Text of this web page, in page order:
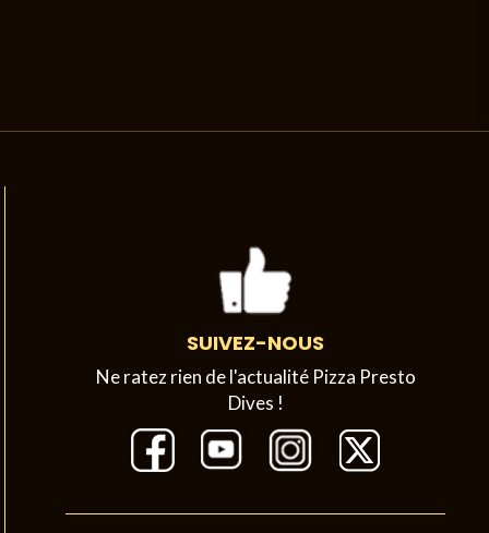
SUIVEZ-NOUS
Ne ratez rien de l'actualité Pizza Presto
Dives !